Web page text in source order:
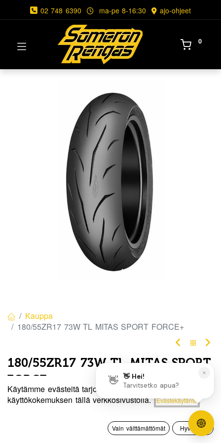
Hinta:
Lisää ostoskoriin
0
Toivelista Tili
02 748 6390 ma-pe 8-16:30 ajo-ohjeet
0
Kauppa
180/55ZR17 73W TL MITAS SPORT FORCE+
180/55ZR17 73W TL MITAS SPORT
FORCE+
Tuotekoodi:86541
Käytämme evästeitä tarjotaksemme sinulle paremman
käyttökokemuksen tällä verkkosivustolla.
Evästekäytäntö
Vain välttämättömät Hyväksyn